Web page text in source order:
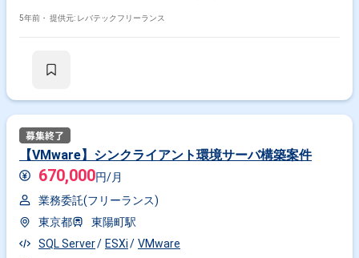
5年前・ 提供元: レバテックフリーランス
【VMware】シンクライアント環境サーバ構築案件
670,000円/月
業務委託(フリーランス)
東京都
東陽町駅
SQL Server
ESXi
VMware